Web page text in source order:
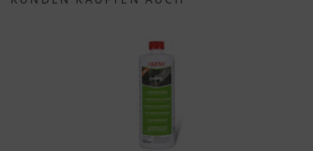
Dabei wird das Nutzerverhalten an Google LLC
Verweildauer auf der Seite und die Interaktion
zur Profilbildung und zur Verknüpfung mit
anderen Nutzungsdaten verwendet werden.
Indem Sie das mit den Google-Diensten
verbundene Cookie akzeptieren, stimmen Sie